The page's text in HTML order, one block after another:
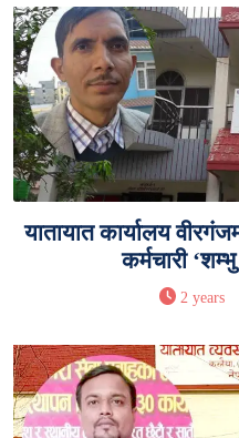
यातायात कार्यालय
कर्मचारी
2 years